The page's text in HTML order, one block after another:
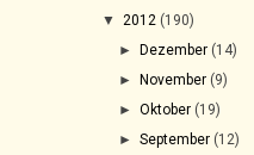
▼ 2012 (190)
►Dezember (14)
►November (9)
►Oktober (19)
►September (12)